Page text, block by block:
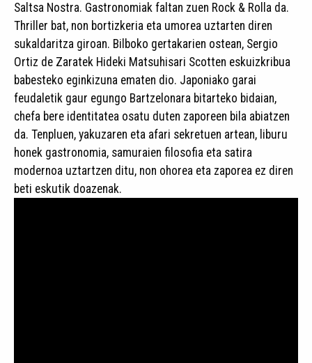
Saltsa Nostra. Gastronomiak faltan zuen Rock & Rolla da.
Thriller bat, non bortizkeria eta umorea uztarten diren
sukaldaritza giroan. Bilboko gertakarien ostean, Sergio
Ortiz de Zaratek Hideki Matsuhisari Scotten eskuizkribua
babesteko eginkizuna ematen dio. Japoniako garai
feudaletik gaur egungo Bartzelonara bitarteko bidaian,
chefa bere identitatea osatu duten zaporeen bila abiatzen
da. Tenpluen, yakuzaren eta afari sekretuen artean, liburu
honek gastronomia, samuraien filosofia eta satira
modernoa uztartzen ditu, non ohorea eta zaporea ez diren
beti eskutik doazenak.